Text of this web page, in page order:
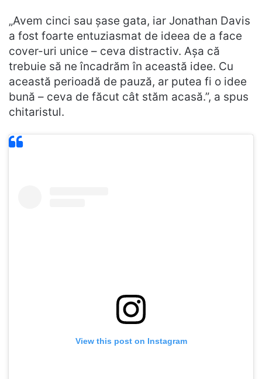
„Avem cinci sau șase gata, iar Jonathan Davis
a fost foarte entuziasmat de ideea de a face
cover-uri unice – ceva distractiv. Așa că
trebuie să ne încadrăm în această idee. Cu
această perioadă de pauză, ar putea fi o idee
bună – ceva de făcut cât stăm acasă.”, a spus
chitaristul.
View this post on Instagram